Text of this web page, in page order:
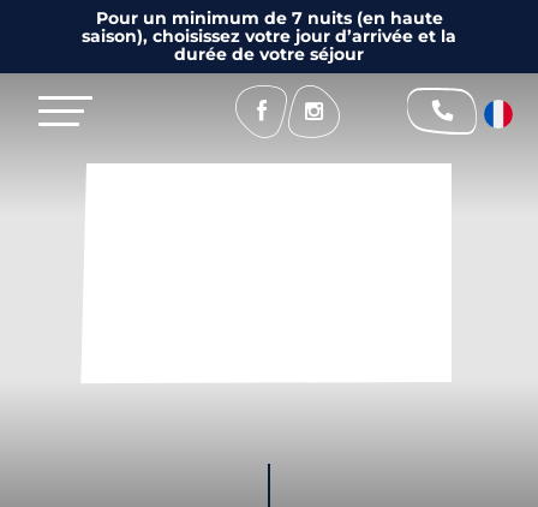
Pour un minimum de 7 nuits (en haute
saison), choisissez votre jour d’arrivée et la
durée de votre séjour